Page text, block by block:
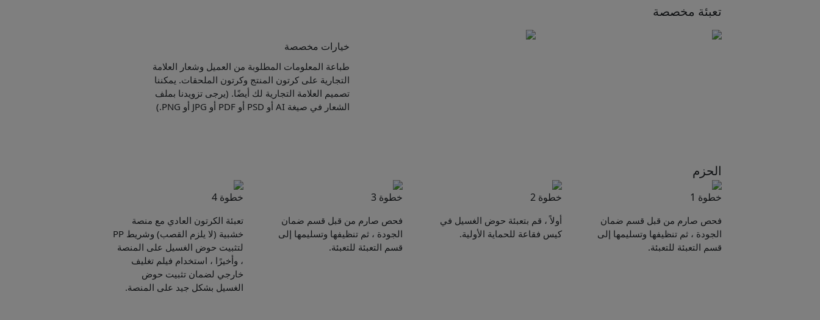
تعبئة مخصصة
خيارات مخصصة
طباعة المعلومات المطلوبة من العميل وشعار العلامة
التجارية على كرتون المنتج وكرتون الملحقات. يمكننا
تصميم العلامة التجارية لك أيضًا. (يرجى تزويدنا بملف
الشعار في صيغة AI أو PSD أو PDF أو JPG أو PNG.)
الحزم
خطوة 1
فحص صارم من قبل قسم ضمان
الجودة ، ثم تنظيفها وتسليمها إلى
قسم التعبئة للتعبئة.
خطوة 2
أولاً ، قم بتعبئة حوض الغسيل في
كيس فقاعة للحماية الأولية.
خطوة 3
فحص صارم من قبل قسم ضمان
الجودة ، ثم تنظيفها وتسليمها إلى
قسم التعبئة للتعبئة.
خطوة 4
تعبئة الكرتون العادي مع منصة
خشبية (لا يلزم القصب) وشريط PP
لتثبيت حوض الغسيل على المنصة
، وأخيرًا ، استخدام فيلم تغليف
خارجي لضمان تثبيت حوض
الغسيل بشكل جيد على المنصة.
Get Catalogue
Please leave your contact information,the catalogue will be sent